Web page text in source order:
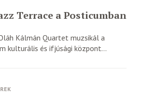
Terrace a Posticumban
Kálmán Quartet muzsikál a
kulturális és ifjúsági központ...